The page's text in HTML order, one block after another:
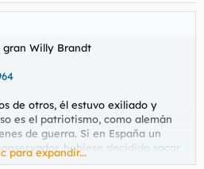
gran Willy Brandt
de otros, él estuvo exiliado y
es el patriotismo, como alemán
de guerra. Si en España un
hubiese decidido sacar
a los desaparecidos de la guerra
para expandir...